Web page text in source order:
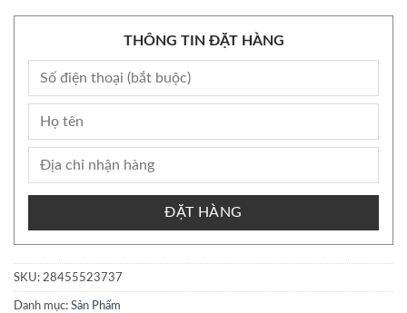
THÔNG TIN ĐẶT HÀNG
ĐẶT HÀNG
SKU: 28455523737
Danh mục: Sản Phẩm